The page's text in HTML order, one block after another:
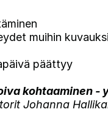
muihin
päättyy
kohtaaminen -
Johanna